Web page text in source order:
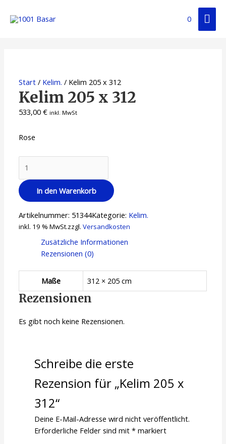
Inhalt
0
Start / Kelim. / Kelim 205 x 312
Kelim 205 x 312
533,00€ inkl. MwSt
Rose
205
x
312
In den Warenkorb
Artikelnummer: 51344Kategorie: Kelim.
inkl. 19 % MwSt.zzgl.Versandkosten
Zusätzliche Informationen
Rezensionen (0)
Maße 312 × 205 cm
Rezensionen
Es gibt noch keine Rezensionen.
Schreibe die erste
Rezension für „Kelim 205 x
312“
Deine E-Mail-Adresse wird nicht veröffentlicht.
Erforderliche Felder sind mit* markiert